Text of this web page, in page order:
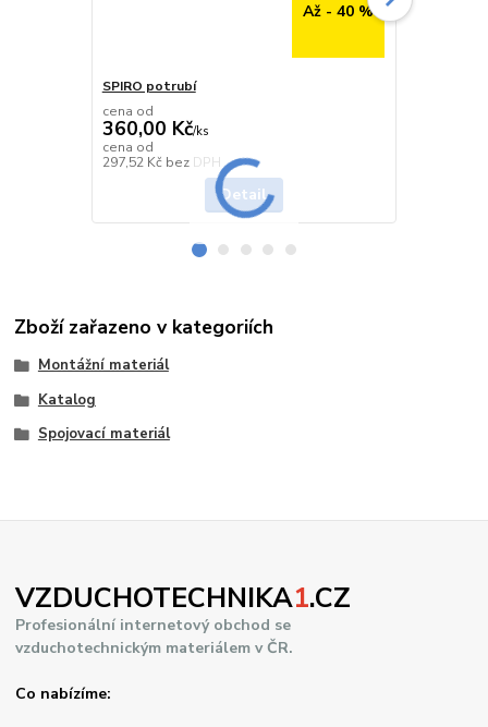
Až - 40 %
SPIRO potrubí
cena od
360,00 Kč/ks
cena od
297,52 Kč bez DPH
Detail
Zboží zařazeno v kategoriích
Montážní materiál
Katalog
Spojovací materiál
VZDUCHOTECHNIKA1.CZ
Profesionální internetový obchod se
vzduchotechnickým materiálem v ČR.
Co nabízíme: